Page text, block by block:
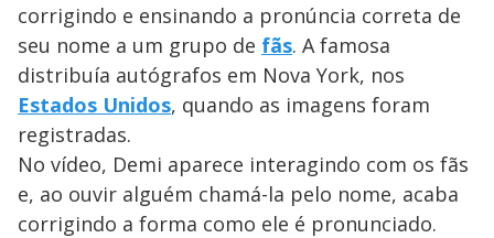
corrigindo e ensinando a pronúncia correta de
seu nome a um grupo de fãs. A famosa
distribuía autógrafos em Nova York, nos
Estados Unidos, quando as imagens foram
registradas.
No vídeo, Demi aparece interagindo com os fãs
e, ao ouvir alguém chamá-la pelo nome, acaba
corrigindo a forma como ele é pronunciado.